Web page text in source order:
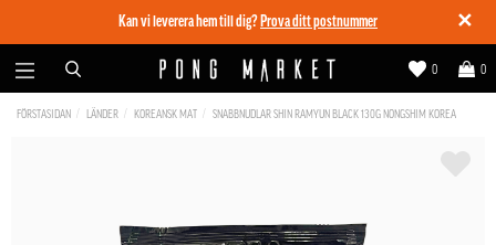
✕
Kan vi leverera hem till dig? Prova ditt postnummer
0
0
FÖRSTASIDAN LÄNDER KOREANSK MAT SNABBNUDLAR SHIN RAMYUN BLACK 130G NONGSHIM KOREA